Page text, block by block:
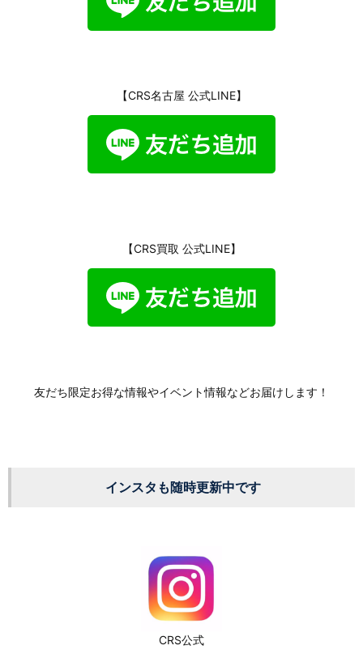
【CRS名古屋 公式LINE】
【CRS買取 公式LINE】
友だち限定お得な情報やイベント情報などお届けします！
インスタも随時更新中です
CRS公式